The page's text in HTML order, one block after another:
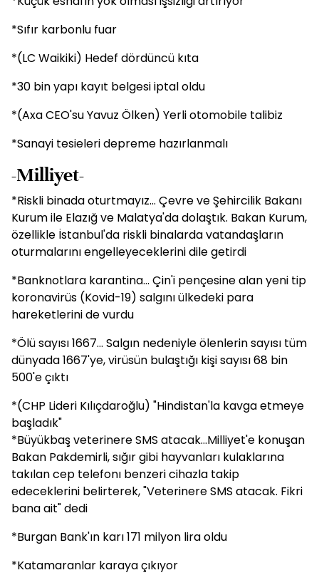
*Sıfır karbonlu fuar
*(LC Waikiki) Hedef dördüncü kıta
*30 bin yapı kayıt belgesi iptal oldu
*(Axa CEO'su Yavuz Ölken) Yerli otomobile talibiz
*Sanayi tesieleri depreme hazırlanmalı
-Milliyet-
*Riskli binada oturtmayız... Çevre ve Şehircilik Bakanı
Kurum ile Elazığ ve Malatya'da dolaştık. Bakan Kurum,
özellikle İstanbul'da riskli binalarda vatandaşların
oturmalarını engelleyeceklerini dile getirdi
*Banknotlara karantina... Çin'i pençesine alan yeni tip
koronavirüs (Kovid-19) salgını ülkedeki para
hareketlerini de vurdu
*Ölü sayısı 1667... Salgın nedeniyle ölenlerin sayısı tüm
dünyada 1667'ye, virüsün bulaştığı kişi sayısı 68 bin
500'e çıktı
*(CHP Lideri Kılıçdaroğlu) "Hindistan'la kavga etmeye
başladık"
*Büyükbaş veterinere SMS atacak...Milliyet'e konuşan
Bakan Pakdemirli, sığır gibi hayvanları kulaklarına
takılan cep telefonı benzeri cihazla takip
edeceklerini belirterek, "Veterinere SMS atacak. Fikri
bana ait" dedi
*Burgan Bank'ın karı 171 milyon lira oldu
*Katamaranlar karaya çıkıyor